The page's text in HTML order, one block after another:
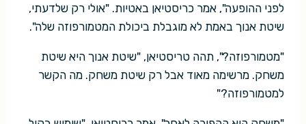
לפני ההופעה", אמר כריסטיאן באטיות. "אולי רק שלדעתי,
שיטת אנוך באמת לא מוגבלת ביכולת המטמורפוזה שלה".
"מטמורפוזה?", תהה טריסטיאן, "שיטת אנוך היא שיטת
משחק. מרשימה מאוד אבל רק שיטת משחק. מה הקשר
למטמורפוזה?"